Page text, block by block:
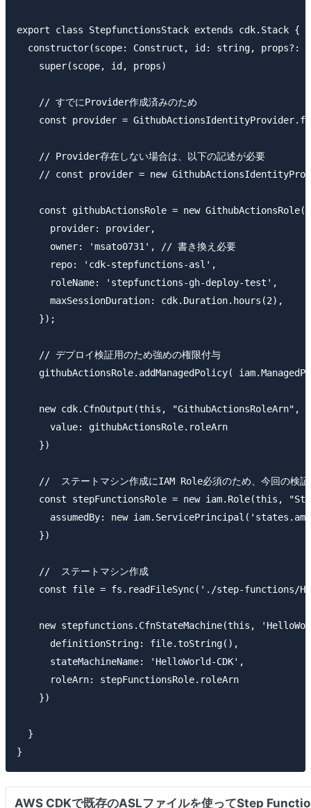
export class StepfunctionsStack extends cdk.Stack {
constructor(scope: Construct, id: string, props?:
    super(scope, id, props)
    // すでにProvider作成済みのため
const provider =
    // Provider存在しない場合は、以下の記述が必要
// const provider = new
const githubActionsRole = new
      provider: provider,
      owner: 'msato0731', // 書き換え必要
      repo: 'cdk-stepfunctions-asl',
      roleName: 'stepfunctions-gh-deploy-test',
      maxSessionDuration: cdk.Duration.hours(2),
    });
    // デプロイ検証用のため強めの権限付与
githubActionsRole.addManagedPolicy(
    new cdk.CfnOutput(this, "GithubActionsRoleArn", {
      value: githubActionsRole.roleArn
    })
//  ステートマシン作成にIAM Role必須のため、今回の検証
const stepFunctionsRole = new iam.Role(this,
assumedBy: new
    })
    //  ステートマシン作成
const file = fs.readFileSync('./step-functions/
new stepfunctions.CfnStateMachine(this,
      definitionString: file.toString(),
      stateMachineName: 'HelloWorld-CDK',
      roleArn: stepFunctionsRole.roleArn
    })
  }